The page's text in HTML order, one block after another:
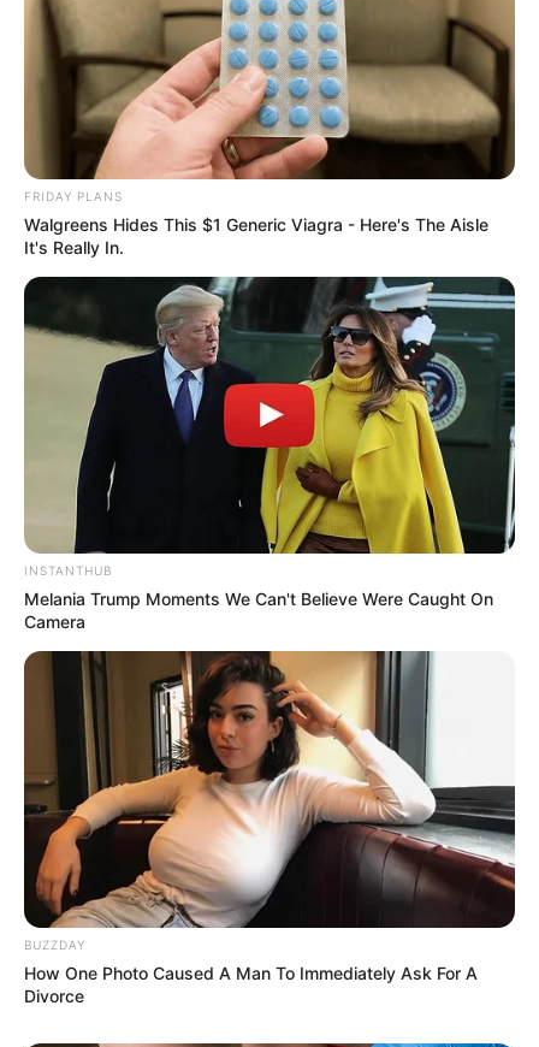
FRIDAY PLANS
Walgreens Hides This $1 Generic Viagra - Here's The Aisle
It's Really In.
INSTANTHUB
Melania Trump Moments We Can't Believe Were Caught On
Camera
BUZZDAY
How One Photo Caused A Man To Immediately Ask For A
Divorce